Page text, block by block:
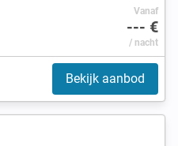
Vanaf
--- €
/ nacht
Bekijk aanbod